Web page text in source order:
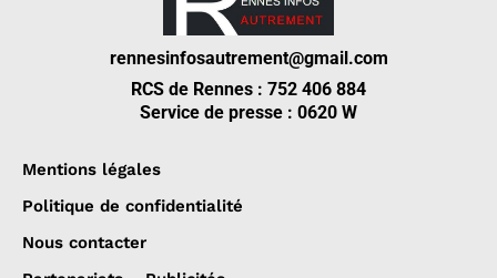
rennesinfosautrement@gmail.com
RCS de Rennes : 752 406 884
Service de presse : 0620 W
Mentions légales
Politique de confidentialité
Nous contacter